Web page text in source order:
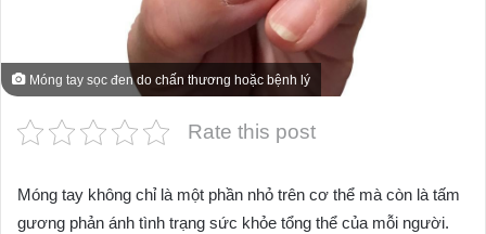
Móng tay sọc đen do chấn thương hoặc bệnh lý
Rate this post
Móng tay không chỉ là một phần nhỏ trên cơ thể mà còn là tấm
gương phản ánh tình trạng sức khỏe tổng thể của mỗi người.